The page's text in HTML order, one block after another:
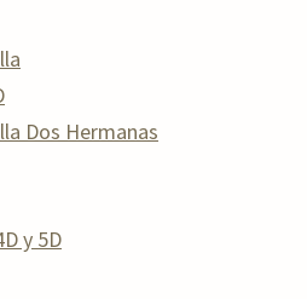
Dos Hermanas
y 5D